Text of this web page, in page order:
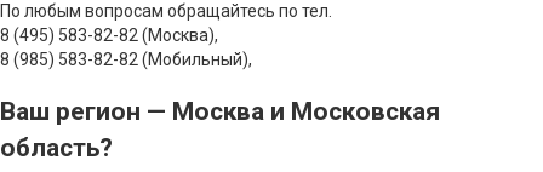
По любым вопросам обращайтесь по тел.
8 (495) 583-82-82 (Москва),
8 (985) 583-82-82 (Мобильный),
Ваш регион — Москва и Московская
область?